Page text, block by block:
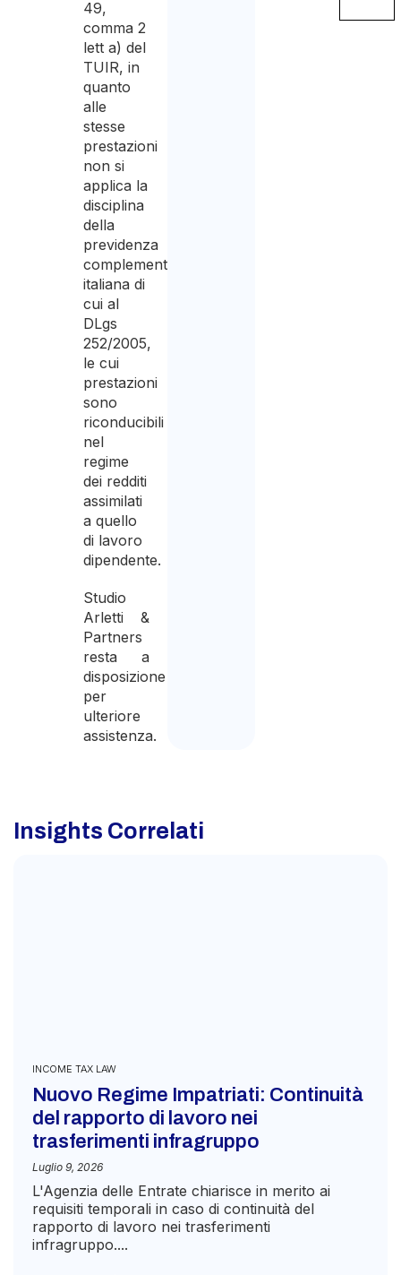
49,
comma 2
lett a) del
TUIR, in
quanto
alle
stesse
prestazioni
non si
applica la
disciplina
della
previdenza
complementare
italiana di
cui al
DLgs
252/2005,
le cui
prestazioni
sono
riconducibili
nel
regime
dei redditi
assimilati
a quello
di lavoro
dipendente.
Studio
Arletti &
Partners
resta a
disposizione
per
ulteriore
assistenza.
Insights Correlati
INCOME TAX LAW
Nuovo Regime Impatriati: Continuità
del rapporto di lavoro nei
trasferimenti infragruppo
Luglio 9, 2026
L'Agenzia delle Entrate chiarisce in merito ai
requisiti temporali in caso di continuità del
rapporto di lavoro nei trasferimenti
infragruppo....